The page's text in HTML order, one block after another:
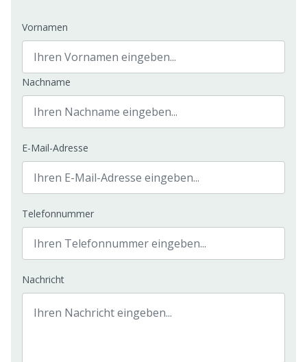
Vornamen
Nachname
E-Mail-Adresse
Telefonnummer
Nachricht